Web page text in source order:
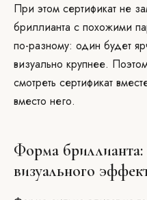
При этом сертификат не
бриллианта с похожими
по-разному: один будет
визуально крупнее.
смотреть сертификат
вместо него.
Форма
визуального